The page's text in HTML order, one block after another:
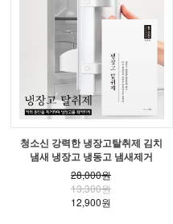
청소신 강력한 냉장고탈취제 김치
냄새 냉장고 냉동고 냄새제거
28,000원
13,300원
12,900원